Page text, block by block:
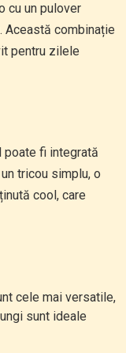
cu un pulover
Această combinație
pentru zilele
poate fi integrată
tricou simplu, o
cool, care
cele mai versatile,
sunt ideale